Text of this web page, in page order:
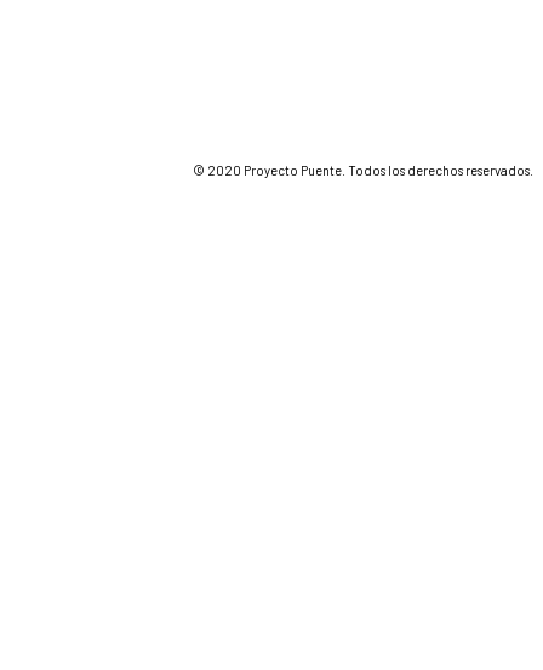
© 2020 Proyecto Puente. Todos los derechos reservados.